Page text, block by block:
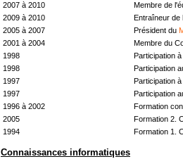
2007 à 2010
Membre de
2009 à 2010
Entraîneur de
2005 à 2007
Président du
2001 à 2004
Membre du
1998
Participation à
1998
Participation
1997
Participation à
1997
Participation
1996 à 2002
Formation
2005
Formation 2.
1994
Formation 1.
Connaissances informatiques